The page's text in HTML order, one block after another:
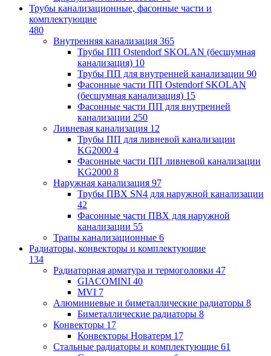
Трубы канализационные, фасонные части и
комплектующие
480
Внутренняя канализация 365
Трубы ПП Ostendorf SKOLAN (бесшумная
канализация) 10
Трубы ПП для внутренней канализации 90
Фасонные части ПП Ostendorf SKOLAN
(бесшумная канализация) 15
Фасонные части ПП для внутренней
канализации 250
Ливневая канализация 12
Трубы ПП для ливневой канализации
KG2000 4
Фасонные части ПП ливневой канализации
KG2000 8
Наружная канализация 97
Трубы ПВХ SN4 для наружной канализации
42
Фасонные части ПВХ для наружной
канализации 55
Трапы канализационные 6
Радиаторы, конвекторы и комплектующие
134
Радиаторная арматура и термоголовки 47
GIACOMINI 40
MVI 7
Алюминиевые и биметаллические радиаторы 8
Биметаллические радиаторы 8
Конвекторы 17
Конвекторы Новатерм 17
Стальные радиаторы и комплектующие 61